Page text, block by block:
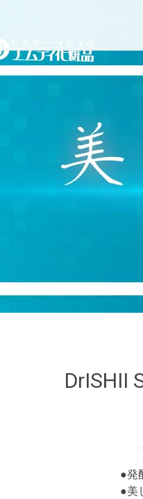
テ
ン
ツ
ドクター
●発
●美